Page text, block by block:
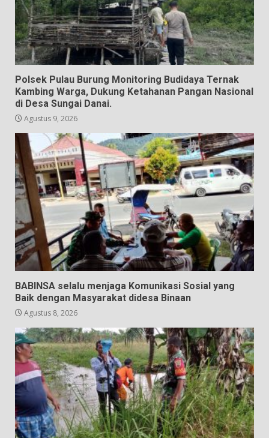
Polsek Pulau Burung Monitoring Budidaya Ternak
Kambing Warga, Dukung Ketahanan Pangan Nasional
di Desa Sungai Danai.
Agustus 9, 2026
BABINSA selalu menjaga Komunikasi Sosial yang
Baik dengan Masyarakat didesa Binaan
Agustus 8, 2026